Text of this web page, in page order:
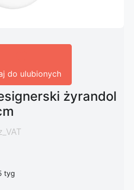
do ulubionych
żyrandol
tyg